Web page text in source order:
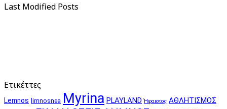
Last Modified Posts
Ετικέττες
Lemnos limnosnea Myrina PLAYLAND Ήφαιστος ΑΘΛΗΤΙΣΜΟΣ